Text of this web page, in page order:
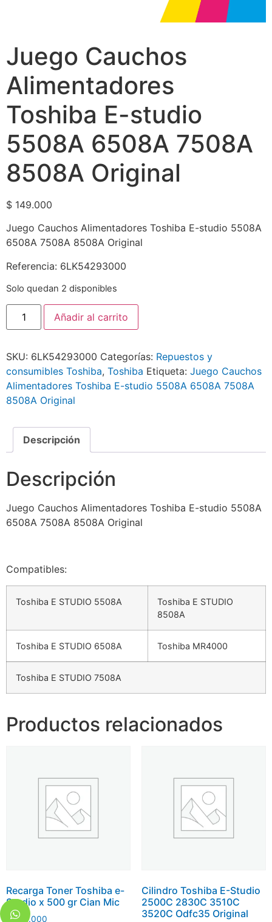
Juego Cauchos
Alimentadores
Toshiba E-studio
5508A 6508A 7508A
8508A Original
$ 149.000
Juego Cauchos Alimentadores Toshiba E-studio 5508A
6508A 7508A 8508A Original
Referencia: 6LK54293000
Solo quedan 2 disponibles
Añadir al carrito
SKU: 6LK54293000 Categorías: Repuestos y
consumibles Toshiba, Toshiba Etiqueta: Juego Cauchos
Alimentadores Toshiba E-studio 5508A 6508A 7508A
8508A Original
Descripción
Descripción
Juego Cauchos Alimentadores Toshiba E-studio 5508A
6508A 7508A 8508A Original
Compatibles:
Toshiba E STUDIO 5508A
Toshiba E STUDIO
8508A
Toshiba E STUDIO 6508A Toshiba MR4000
Toshiba E STUDIO 7508A
Productos relacionados
Recarga Toner Toshiba e-
Studio x 500 gr Cian Mic
$149.000
Cilindro Toshiba E-Studio
2500C 2830C 3510C
3520C Odfc35 Original